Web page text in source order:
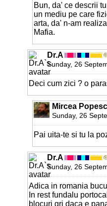
Bun, da' ce descrii
un mediu pe care
arta, da' n-am
Mafia.
Dr.A
Sunday, 26
Deci cum zici ? o
Mircea
Sunday, 26
Pai uita-te si tu la
Dr.A
Sunday, 26
Adica in romania
In rest fundalu
blocuri gri daca e